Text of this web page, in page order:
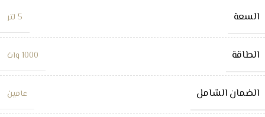
السعة 5 لتر
الطاقة 1000 وات
الضمان الشامل عامين